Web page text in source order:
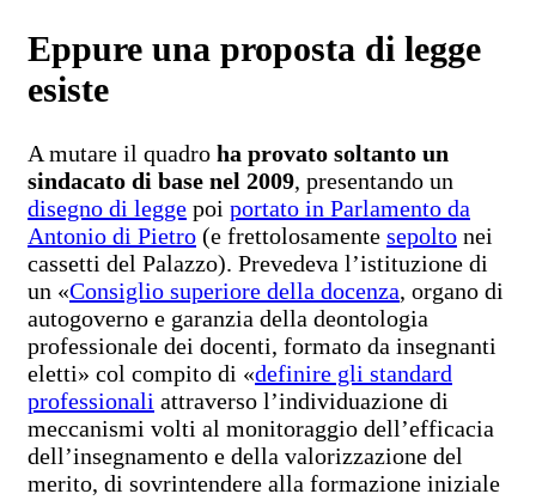
Eppure una proposta di legge
esiste
A mutare il quadro ha provato soltanto un
sindacato di base nel 2009, presentando un
disegno di legge poi portato in Parlamento da
Antonio di Pietro (e frettolosamente sepolto nei
cassetti del Palazzo). Prevedeva l’istituzione di
un «Consiglio superiore della docenza, organo di
autogoverno e garanzia della deontologia
professionale dei docenti, formato da insegnanti
eletti» col compito di «definire gli standard
professionali attraverso l’individuazione di
meccanismi volti al monitoraggio dell’efficacia
dell’insegnamento e della valorizzazione del
merito, di sovrintendere alla formazione iniziale